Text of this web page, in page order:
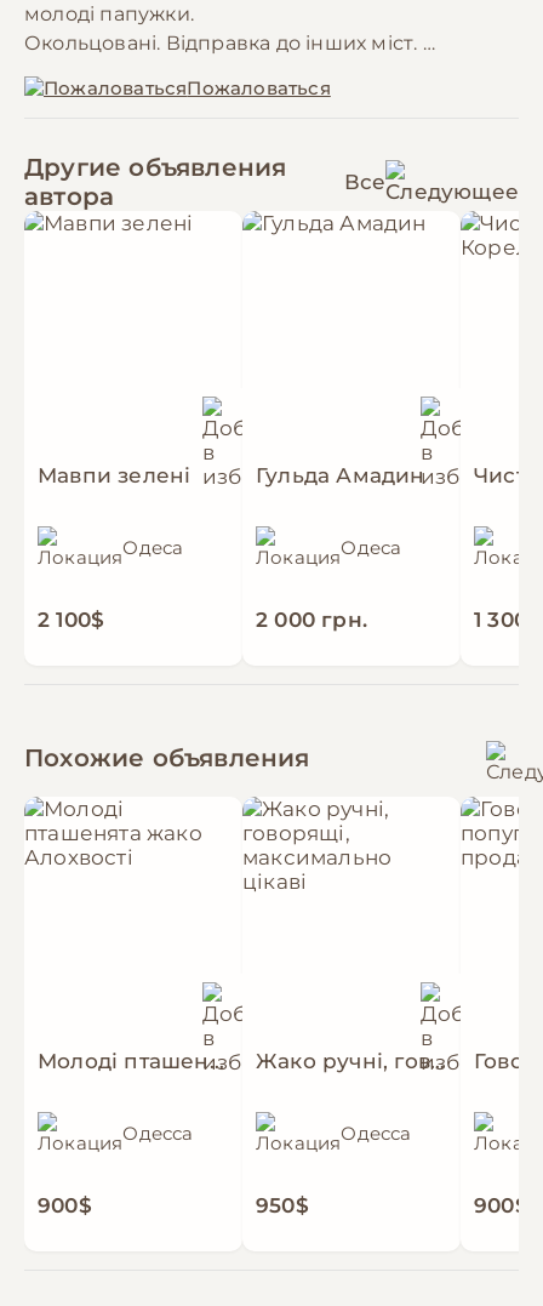
молоді папужки.
Окольцовані. Відправка до інших міст.
Пташенята віком від 2 місяців. Є також вже
говорящі папуги.
Пожаловаться
Другие объявления
автора
Все
Мавпи зелені
Одеса
2 100$
Гульда Амадин
Одеса
2 000 грн. 1 300
Похожие объявления
Молоді пташенята жако Алохвості
Одесса
900$
Жако ручні, говорящі, максимально цікаві
Одесса
950$ 900$